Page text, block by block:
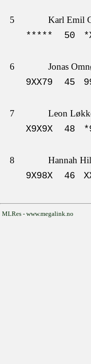
5 Karl Emil
***** 50
6 Jonas
9XX79 45
7 Leon
X9X9X 48
8 Hannah
9X98X 46
MLRes - www.megalink.no